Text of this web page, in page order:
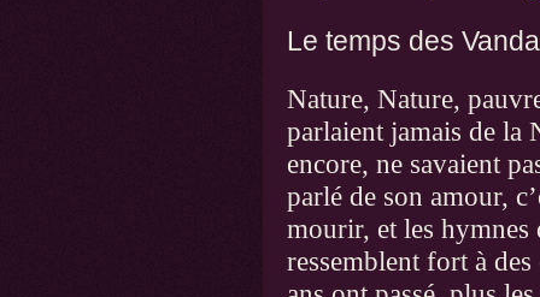
Le temps des
Nature, Nature,
parlaient jamais de la
encore, ne savaient
parlé de son amour,
mourir, et les hymnes
ressemblent fort à